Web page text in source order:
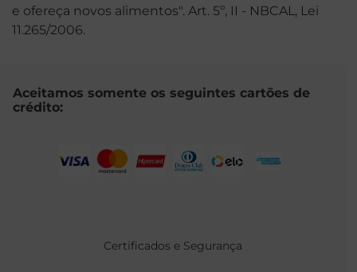
e ofereça novos alimentos". Art. 5º, II - NBCAL, Lei
11.265/2006.
Aceitamos somente os seguintes cartões de
crédito:
Certificados e Segurança